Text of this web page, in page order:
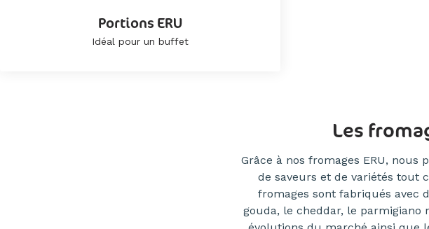
Portions ERU
Idéal pour un buffet
Les
Grâce à nos fromages ERU,
de saveurs et de variétés tout
fromages sont fabriqués avec
gouda, le cheddar, le parmigiano